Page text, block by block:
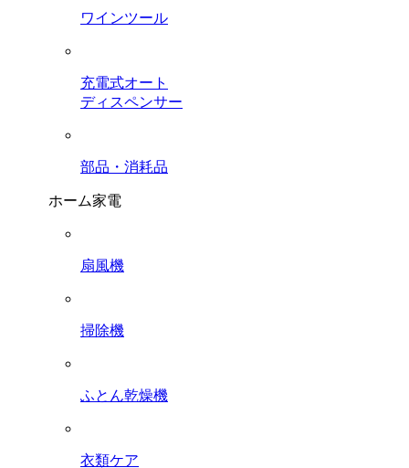
ワインツール
充電式オート
ディスペンサー
部品・消耗品
ホーム家電
扇風機
掃除機
ふとん乾燥機
衣類ケア